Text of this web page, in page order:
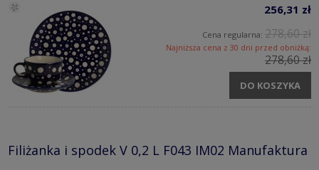
256,31 zł
Cena regularna: 278,60 zł
Najniższa cena z 30 dni przed obniżką:
278,60 zł
DO KOSZYKA
Filiżanka i spodek V 0,2 L F043 IM02 Manufaktura